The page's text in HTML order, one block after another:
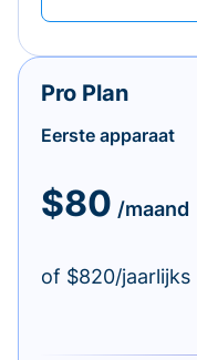
Pro Plan
Eerste apparaat
$80 /maand
of $820/jaarlijks